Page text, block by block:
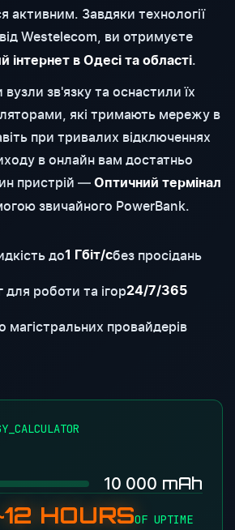
активним. Завдяки технології
від Westelecom, ви отримуєте
інтернет в Одесі та області.
зв'язку та оснастили їх
які тримають мережу в
при тривалих відключеннях
в онлайн вам достатньо
пристрій — Оптичний термінал
звичайного PowerBank.
до1 Гбіт/сбез просідань
для роботи та ігор24/7/365
провайдерів
10 000 mAh
HOURSOF UPTIME